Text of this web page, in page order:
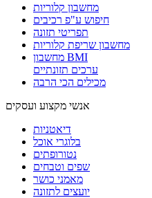
מחשבון קלוריות
חיפוש ע"פ רכיבים
תפריטי תזונה
מחשבון שריפת קלוריות
מחשבון BMI
ערכים תזונתיים
מכילים הכי הרבה
אנשי מקצוע ועסקים
דיאטניות
בלוגרי אוכל
נטורופתים
שפים וטבחים
מאמני כושר
יועצים לתזונה